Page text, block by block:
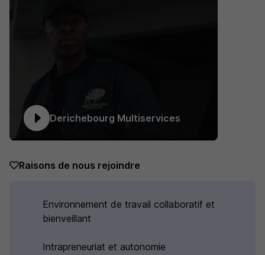
Derichebourg Multiservices
Raisons de nous rejoindre
Environnement de travail collaboratif et
bienveillant
Intrapreneuriat et autonomie